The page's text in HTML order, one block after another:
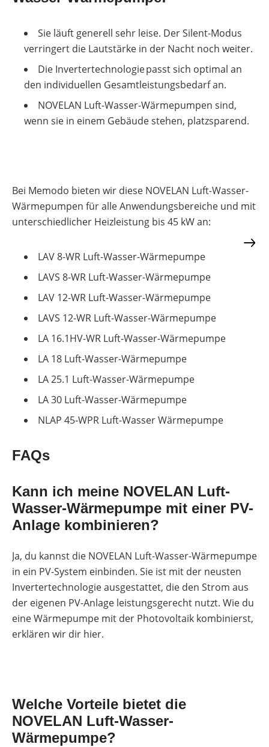
Sie läuft generell sehr leise. Der Silent-Modus
verringert die Lautstärke in der Nacht noch weiter.
Die Invertertechnologie passt sich optimal an
den individuellen Gesamtleistungsbedarf an.
NOVELAN Luft-Wasser-Wärmepumpen sind,
wenn sie in einem Gebäude stehen, platzsparend.
Bei Memodo bieten wir diese NOVELAN Luft-Wasser-
Wärmepumpen für alle Anwendungsbereiche und mit
unterschiedlicher Heizleistung bis 45 kW an:
LAV 8-WR Luft-Wasser-Wärmepumpe
LAVS 8-WR Luft-Wasser-Wärmepumpe
LAV 12-WR Luft-Wasser-Wärmepumpe
LAVS 12-WR Luft-Wasser-Wärmepumpe
LA 16.1HV-WR Luft-Wasser-Wärmepumpe
LA 18 Luft-Wasser-Wärmepumpe
LA 25.1 Luft-Wasser-Wärmepumpe
LA 30 Luft-Wasser-Wärmepumpe
NLAP 45-WPR Luft-Wasser Wärmepumpe
FAQs
Kann ich meine NOVELAN Luft-
Wasser-Wärmepumpe mit einer PV-
Anlage kombinieren?
Ja, du kannst die NOVELAN Luft-Wasser-Wärmepumpe
in ein PV-System einbinden. Sie ist mit der neusten
Invertertechnologie ausgestattet, die den Strom aus
der eigenen PV-Anlage leistungsgerecht nutzt. Wie du
eine Wärmepumpe mit der Photovoltaik kombinierst,
erklären wir dir hier.
Welche Vorteile bietet die
NOVELAN Luft-Wasser-
Wärmepumpe?